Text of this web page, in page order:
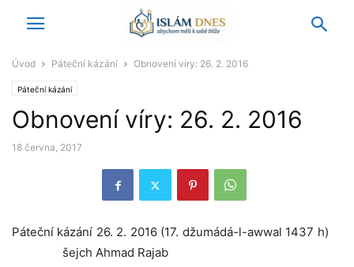
Úvod Páteční kázání Obnovení víry: 26. 2. 2016
Páteční kázání
Obnovení víry: 26. 2. 2016
18 června, 2017
Páteční kázání 26. 2. 2016 (17. džumádá-l-awwal 1437 h)
šejch Ahmad Rajab